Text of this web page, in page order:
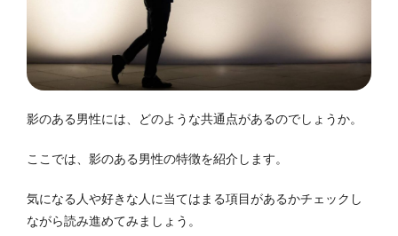
影のある男性には、どのような共通点があるのでしょうか。
ここでは、影のある男性の特徴を紹介します。
気になる人や好きな人に当てはまる項目があるかチェックし
ながら読み進めてみましょう。